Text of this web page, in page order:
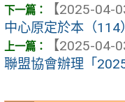
【2025-04-
中心原定於本（114
【2025-04-
聯盟協會辦理「